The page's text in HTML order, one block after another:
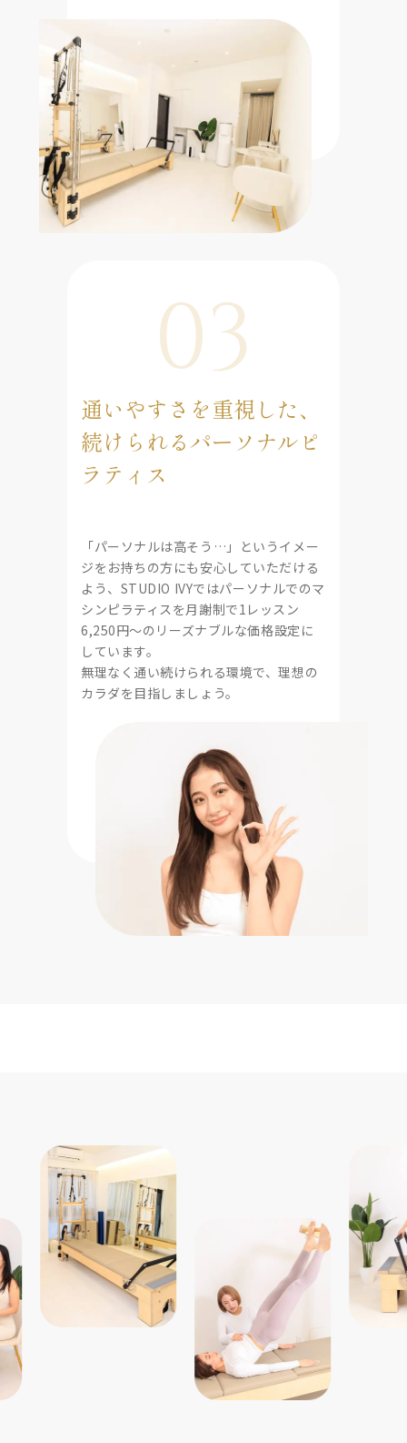
通いやすさを重視した、
続けられるパーソナルピ
ラティス
03
「パーソナルは高そう…」というイメー
ジをお持ちの方にも安心していただける
よう、STUDIO IVYではパーソナルでのマ
シンピラティスを月謝制で1レッスン
6,250円〜のリーズナブルな価格設定に
しています。
無理なく通い続けられる環境で、理想の
カラダを目指しましょう。